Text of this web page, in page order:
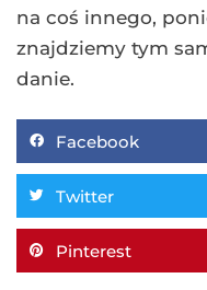
na coś innego,
znajdziemy tym
danie.
Facebook
Twitter
Pinterest